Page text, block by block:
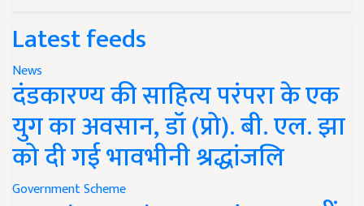
Latest feeds
News
दंडकारण्य की साहित्य परंपरा के एक
युग का अवसान, डॉ (प्रो). बी. एल. झा
को दी गई भावभीनी श्रद्धांजलि
Government Scheme